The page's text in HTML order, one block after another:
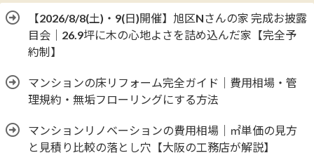
【2026/8/8(土)・9(日)開催】旭区Nさんの家 完成お披露
目会｜26.9坪に木の心地よさを詰め込んだ家【完全予
約制】
マンションの床リフォーム完全ガイド｜費用相場・管
理規約・無垢フローリングにする方法
マンションリノベーションの費用相場｜㎡単価の見方
と見積り比較の落とし穴【大阪の工務店が解説】